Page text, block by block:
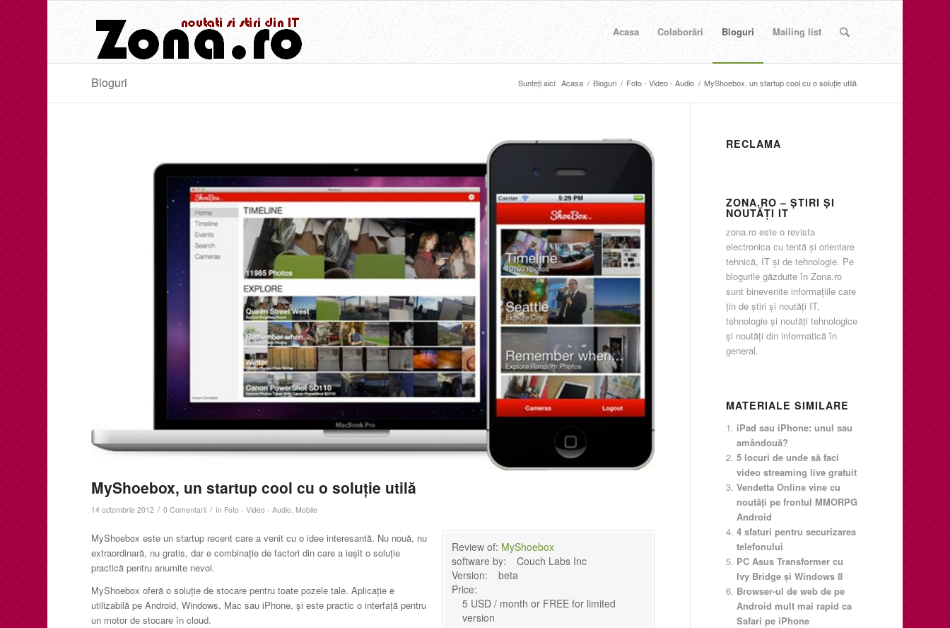
Acasa Colaborări Bloguri Mailing list
Bloguri Sunteți aici: Acasa / Bloguri / Foto - Video - Audio / MyShoebox, un startup cool cu o soluție utilă
MyShoebox, un startup cool cu o soluție utilă
14 octombrie 2012 / 0 Comentarii / în Foto - Video - Audio ,Mobile
Review of: MyShoebox
software by:
Couch Labs Inc
Version:
beta
Price:
5 USD / month or FREE for limited
version
MyShoebox este un startup recent care a venit cu o idee interesantă. Nu nouă, nu
extraordinară, nu gratis, dar e combinație de factori din care a ieșit o soluție
practică pentru anumite nevoi.
MyShoebox oferă o soluție de stocare pentru toate pozele tale. Aplicație e
utilizabilă pe Android, Windows, Mac sau iPhone, și este practic o interfață pentru
un motor de stocare în cloud.
RECLAMA
ZONA.RO – ŞTIRI ŞI
NOUTĂŢI IT
zona.ro este o revista
electronica cu tentă şi orientare
tehnică, IT şi de tehnologie. Pe
blogurile găzduite în Zona.ro
sunt binevenite informaţiile care
ţin de ştiri şi noutăţi IT,
tehnologie şi noutăţi tehnologice
şi noutăţi din informatică în
general.
MATERIALE SIMILARE
iPad sau iPhone: unul sau
amândouă?
5 locuri de unde să faci
video streaming live gratuit
Vendetta Online vine cu
noutăți pe frontul MMORPG
Android
4 sfaturi pentru securizarea
telefonului
PC Asus Transformer cu
Ivy Bridge şi Windows 8
Browser-ul de web de pe
Android mult mai rapid ca
Safari pe iPhone